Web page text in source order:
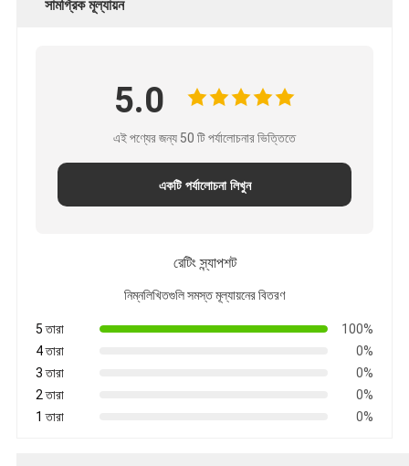
সামগ্রিক মূল্যায়ন
5.0
এই পণ্যের জন্য 50 টি পর্যালোচনার ভিত্তিতে
একটি পর্যালোচনা লিখুন
রেটিং স্ন্যাপশট
নিম্নলিখিতগুলি সমস্ত মূল্যায়নের বিতরণ
5 তারা
100%
4 তারা
0%
3 তারা
0%
2 তারা
0%
1 তারা
0%